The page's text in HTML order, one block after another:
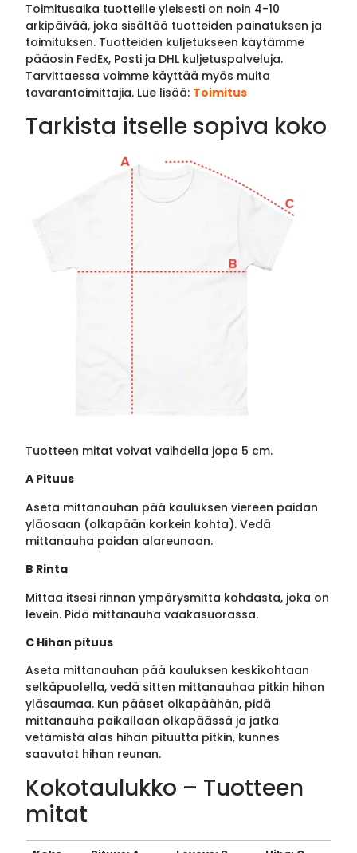
Toimitusaika tuotteille yleisesti on noin 4-10
arkipäivää, joka sisältää tuotteiden painatuksen ja
toimituksen. Tuotteiden kuljetukseen käytämme
pääosin FedEx, Posti ja DHL kuljetuspalveluja.
Tarvittaessa voimme käyttää myös muita
tavarantoimittajia. Lue lisää: Toimitus
Tarkista itselle sopiva koko
Tuotteen mitat voivat vaihdella jopa 5 cm.
A Pituus
Aseta mittanauhan pää kauluksen viereen paidan
yläosaan (olkapään korkein kohta). Vedä
mittanauha paidan alareunaan.
B Rinta
Mittaa itsesi rinnan ympärysmitta kohdasta, joka on
levein. Pidä mittanauha vaakasuorassa.
C Hihan pituus
Aseta mittanauhan pää kauluksen keskikohtaan
selkäpuolella, vedä sitten mittanauhaa pitkin hihan
yläsaumaa. Kun pääset olkapäähän, pidä
mittanauha paikallaan olkapäässä ja jatka
vetämistä alas hihan pituutta pitkin, kunnes
saavutat hihan reunan.
Kokotaulukko – Tuotteen
mitat